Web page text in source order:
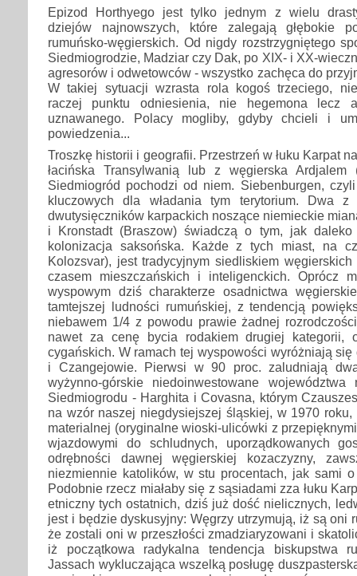
Epizod Horthyego jest tylko jednym z wielu
dziejów najnowszych, które zalegają głębokie
rumuńsko-węgierskich. Od nigdy rozstrzygniętego
Siedmiogrodzie, Madziar czy Dak, po XIX- i XX-
agresorów i odwetowców - wszystko zachęca do
W takiej sytuacji wzrasta rola kogoś trzeciego,
raczej punktu odniesienia, nie hegemona lecz
uznawanego. Polacy mogliby, gdyby chcieli i
powiedzenia...
Troszkę historii i geografii. Przestrzeń w łuku Karpat
łacińska Transylwanią lub z węgierska Ardjalem
Siedmiogród pochodzi od niem. Siebenburgen,
kluczowych dla władania tym terytorium. Dwa
dwutysięczników karpackich noszące niemieckie
i Kronstadt (Braszow) świadczą o tym, jak daleko
kolonizacja saksońska. Każde z tych miast, na
Kolozsvar), jest tradycyjnym siedliskiem
czasem mieszczańskich i inteligenckich. Oprócz
wyspowym dziś charakterze osadnictwa
tamtejszej ludności rumuńskiej, z tendencją
niebawem 1/4 z powodu prawie żadnej
nawet za cenę bycia rodakiem drugiej kategorii,
cygańskich. W ramach tej wyspowości wyróżniają
i Czangejowie. Pierwsi w 90 proc. zaludniają
wyżynno-górskie niedoinwestowane województwa
Siedmiogrodu - Harghita i Covasna, którym
na wzór naszej niegdysiejszej śląskiej, w 1970 roku,
materialnej (oryginalne wioski-ulicówki z
wjazdowymi do schludnych, uporządkowanych
odrębności dawnej węgierskiej kozaczyzny,
niezmiennie katolików, w stu procentach, jak sami
Podobnie rzecz miałaby się z sąsiadami zza łuku
etniczny tych ostatnich, dziś już dość nielicznych,
jest i będzie dyskusyjny: Węgrzy utrzymują, iż są oni
że zostali oni w przeszłości zmadziaryzowani i
iż początkowa radykalna tendencja biskupstwa
Jassach wykluczająca wszelką posługę